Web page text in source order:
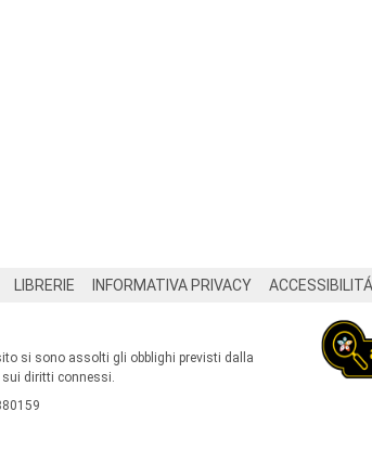
LIBRERIE INFORMATIVA PRIVACY ACCESSIBILITÁ
si sono assolti gli obblighi previsti dalla
diritti connessi.